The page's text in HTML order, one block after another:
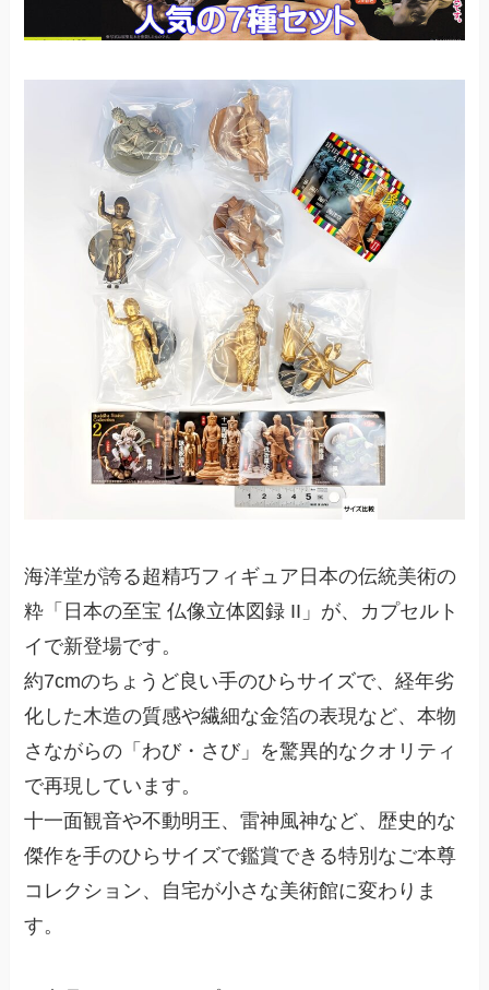
海洋堂が誇る超精巧フィギュア日本の伝統美術の
粋「日本の至宝 仏像立体図録 II」が、カプセルト
イで新登場です。
約7cmのちょうど良い手のひらサイズで、経年劣
化した木造の質感や繊細な金箔の表現など、本物
さながらの「わび・さび」を驚異的なクオリティ
で再現しています。
十一面観音や不動明王、雷神風神など、歴史的な
傑作を手のひらサイズで鑑賞できる特別なご本尊
コレクション、自宅が小さな美術館に変わりま
す。